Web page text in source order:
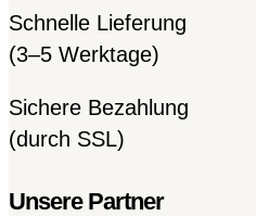
Schnelle Lieferung
(3–5 Werktage)
Sichere Bezahlung
(durch SSL)
Unsere Partner